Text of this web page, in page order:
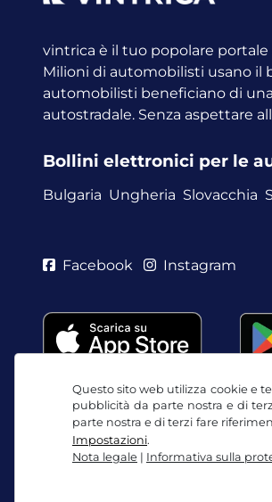
Questo sito web utilizza cookie e
pubblicità da parte nostra e di
parte nostra e di terzi fare
Impostazioni.
Nota legale | Informativa sulla
vintrica è il tuo popolare
Milioni di automobilisti usano il
automobilisti beneficiano di
autostradale. Senza aspettare
Bollini elettronici per le
Bulgaria Ungheria Slovacchia
Facebook Instagram